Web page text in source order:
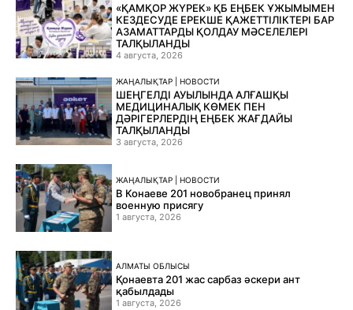
«ҚАМҚОР ЖҮРЕК» ҚБ ЕҢБЕК ҰЖЫМЫМЕН
КЕЗДЕСУДЕ ЕРЕКШЕ ҚАЖЕТТІЛІКТЕРІ БАР
АЗАМАТТАРДЫ ҚОЛДАУ МӘСЕЛЕЛЕРІ
ТАЛҚЫЛАНДЫ
4 августа, 2026
ЖАҢАЛЫҚТАР | НОВОСТИ
ШЕҢГЕЛДІ АУЫЛЫНДА АЛҒАШҚЫ
МЕДИЦИНАЛЫҚ КӨМЕК ПЕН
ДӘРІГЕРЛЕРДІҢ ЕҢБЕК ЖАҒДАЙЫ
ТАЛҚЫЛАНДЫ
3 августа, 2026
ЖАҢАЛЫҚТАР | НОВОСТИ
В Конаеве 201 новобранец принял
военную присягу
1 августа, 2026
АЛМАТЫ ОБЛЫСЫ
Қонаевта 201 жас сарбаз әскери ант
қабылдады
1 августа, 2026